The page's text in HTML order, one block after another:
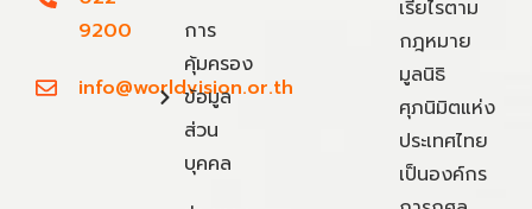
9200
info@worldvision.or.th
การ
คุ้มครอง
ข้อมูล
ส่วน
บุคคล
เรี่ยไรตาม
กฎหมาย
มูลนิธิ
ศุภนิมิตแห่ง
ประเทศไทย
เป็นองค์กร